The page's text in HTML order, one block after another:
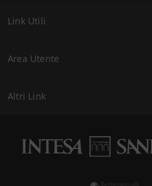
Link Utili
Area Utente
Altri Link